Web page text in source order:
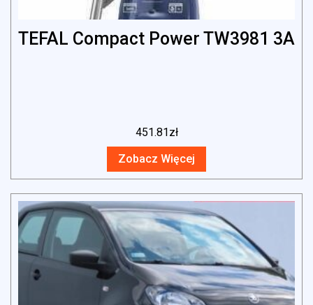
TEFAL Compact Power TW3981 3A
451.81 zł
Zobacz Więcej